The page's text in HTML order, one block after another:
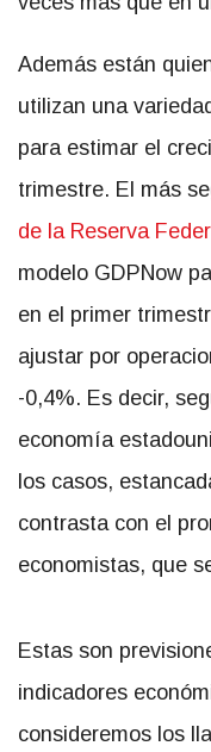
Además están
utilizan una
para estimar el
trimestre. El más
de la Reserva
modelo GDPNow
en el primer
ajustar por
-0,4%. Es decir,
economía
los casos,
contrasta con el
economistas, que
Estas son
indicadores
consideremos los